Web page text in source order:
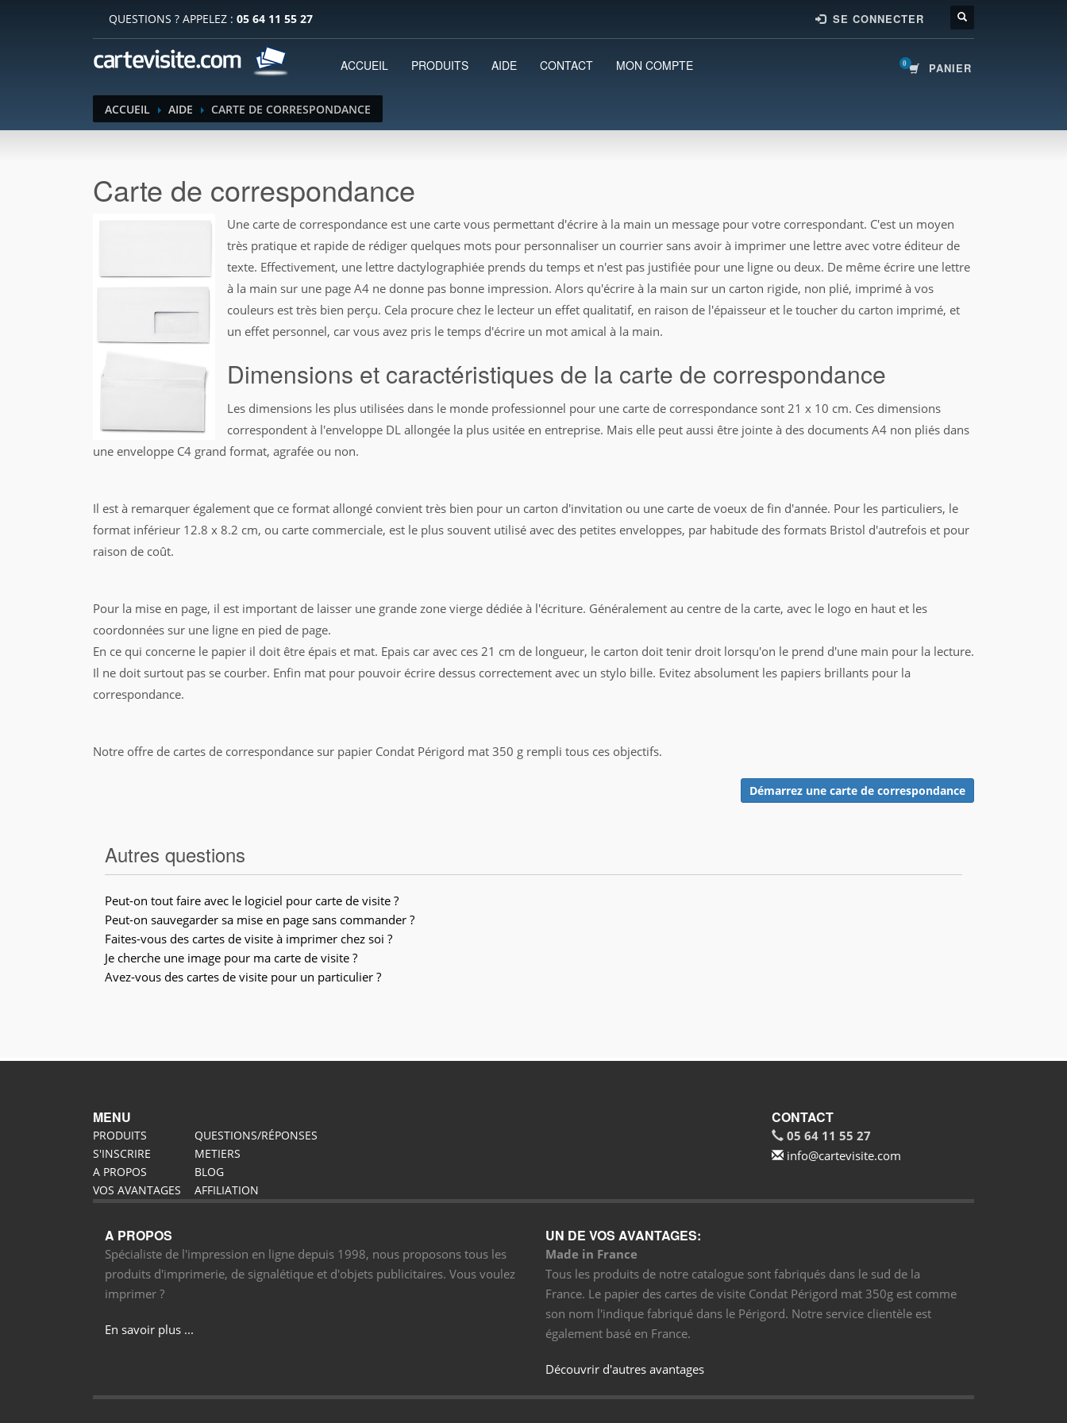
SE CONNECTER
QUESTIONS ? APPELEZ : 05 64 11 55 27
ACCUEIL PRODUITS AIDE CONTACT MON COMPTE PANIER
ACCUEIL AIDE CARTE DE CORRESPONDANCE
Carte de correspondance
Une carte de correspondance est une carte vous permettant d'écrire à la main un message pour votre correspondant. C'est un moyen
très pratique et rapide de rédiger quelques mots pour personnaliser un courrier sans avoir à imprimer une lettre avec votre éditeur de
texte. Effectivement, une lettre dactylographiée prends du temps et n'est pas justifiée pour une ligne ou deux. De même écrire une lettre
à la main sur une page A4 ne donne pas bonne impression. Alors qu'écrire à la main sur un carton rigide, non plié, imprimé à vos
couleurs est très bien perçu. Cela procure chez le lecteur un effet qualitatif, en raison de l'épaisseur et le toucher du carton imprimé, et
un effet personnel, car vous avez pris le temps d'écrire un mot amical à la main.
Dimensions et caractéristiques de la carte de correspondance
Les dimensions les plus utilisées dans le monde professionnel pour une carte de correspondance sont 21 x 10 cm. Ces dimensions
correspondent à l'enveloppe DL allongée la plus usitée en entreprise. Mais elle peut aussi être jointe à des documents A4 non pliés dans
une enveloppe C4 grand format, agrafée ou non.
Il est à remarquer également que ce format allongé convient très bien pour un carton d'invitation ou une carte de voeux de fin d'année. Pour les particuliers, le
format inférieur 12.8 x 8.2 cm, ou carte commerciale, est le plus souvent utilisé avec des petites enveloppes, par habitude des formats Bristol d'autrefois et pour
raison de coût.
Pour la mise en page, il est important de laisser une grande zone vierge dédiée à l'écriture. Généralement au centre de la carte, avec le logo en haut et les
coordonnées sur une ligne en pied de page.
En ce qui concerne le papier il doit être épais et mat. Epais car avec ces 21 cm de longueur, le carton doit tenir droit lorsqu'on le prend d'une main pour la lecture.
Il ne doit surtout pas se courber. Enfin mat pour pouvoir écrire dessus correctement avec un stylo bille. Evitez absolument les papiers brillants pour la
correspondance.
Notre offre de cartes de correspondance sur papier Condat Périgord mat 350 g rempli tous ces objectifs.
Démarrez une carte de correspondance
Autres questions
Peut-on tout faire avec le logiciel pour carte de visite ?
Peut-on sauvegarder sa mise en page sans commander ?
Faites-vous des cartes de visite à imprimer chez soi ?
Je cherche une image pour ma carte de visite ?
Avez-vous des cartes de visite pour un particulier ?
MENU
PRODUITS
QUESTIONS/RÉPONSES
S'INSCRIRE
METIERS
A PROPOS
BLOG
VOS AVANTAGES
AFFILIATION
CONTACT
05 64 11 55 27
info@cartevisite.com
A PROPOS
Spécialiste de l'impression en ligne depuis 1998, nous proposons tous les
produits d'imprimerie, de signalétique et d'objets publicitaires. Vous voulez
imprimer ?
En savoir plus ...
UN DE VOS AVANTAGES:
Made in France
Tous les produits de notre catalogue sont fabriqués dans le sud de la
France. Le papier des cartes de visite Condat Périgord mat 350g est comme
son nom l'indique fabriqué dans le Périgord. Notre service clientèle est
également basé en France.
Découvrir d'autres avantages